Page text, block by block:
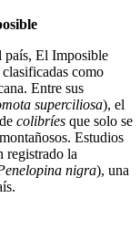
país, El Imposible
clasificadas como
Entre sus
superciliosa), el
colibríes que solo se
Estudios
registrado la
nigra), una